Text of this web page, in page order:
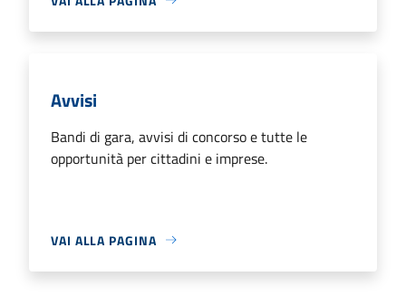
Avvisi
Bandi di gara, avvisi di concorso e tutte le
opportunità per cittadini e imprese.
VAI ALLA PAGINA